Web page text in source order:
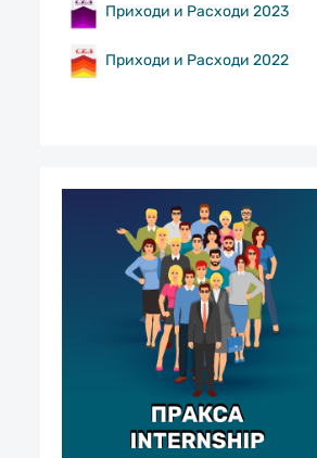
Приходи и Расходи 2023
Приходи и Расходи 2022